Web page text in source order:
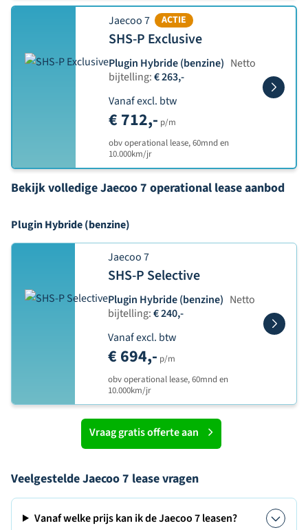
Jaecoo 7 ACTIE
SHS-P Exclusive
Plugin Hybride (benzine) Netto
bijtelling:€ 263,-
Vanaf excl. btw
€ 712,- p/m
obv operational lease, 60mnd en
10.000km/jr
Bekijk volledige Jaecoo 7 operational lease aanbod
Plugin Hybride (benzine)
Jaecoo 7
SHS-P Selective
Plugin Hybride (benzine) Netto
bijtelling:€ 240,-
Vanaf excl. btw
€ 694,- p/m
obv operational lease, 60mnd en
10.000km/jr
Vraag gratis offerte aan
Veelgestelde Jaecoo 7 lease vragen
Vanaf welke prijs kan ik de Jaecoo 7 leasen?